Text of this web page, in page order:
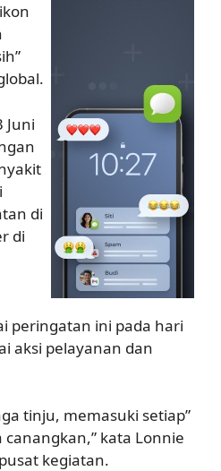
Juni
di
di
peringatan ini pada hari
aksi pelayanan dan
tinju, memasuki setiap”
kata Lonnie
kegiatan.